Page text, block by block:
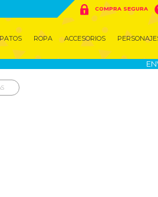
 COMPRA SEGURA
ROPA ACCESORIOS